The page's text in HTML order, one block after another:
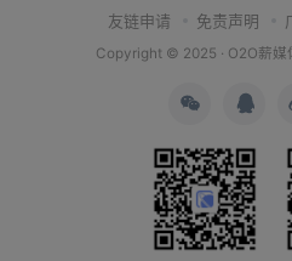
友链申请 免责声明
Copyright © 2025 · O2O薪媒